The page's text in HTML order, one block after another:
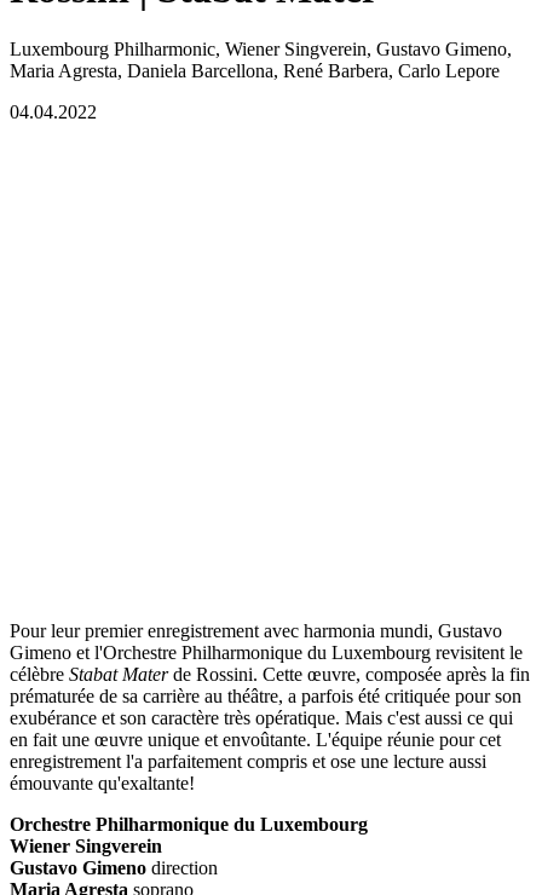
Luxembourg Philharmonic, Wiener Singverein, Gustavo Gimeno,
Maria Agresta, Daniela Barcellona, René Barbera, Carlo Lepore
04.04.2022
Pour leur premier enregistrement avec harmonia mundi, Gustavo
Gimeno et l'Orchestre Philharmonique du Luxembourg revisitent le
célèbre Stabat Materde Rossini. Cette œuvre, composée après la fin
prématurée de sa carrière au théâtre, a parfois été critiquée pour son
exubérance et son caractère très opératique. Mais c'est aussi ce qui
en fait une œuvre unique et envoûtante. L'équipe réunie pour cet
enregistrement l'a parfaitement compris et ose une lecture aussi
émouvante qu'exaltante!
Orchestre Philharmonique du Luxembourg
Wiener Singverein
Gustavo Gimeno direction
Maria Agresta soprano